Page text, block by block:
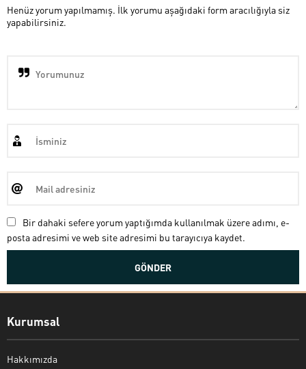
Henüz yorum yapılmamış. İlk yorumu aşağıdaki form aracılığıyla siz
yapabilirsiniz.
Bir dahaki sefere yorum yaptığımda kullanılmak üzere adımı, e-
posta adresimi ve web site adresimi bu tarayıcıya kaydet.
Kurumsal
Hakkımızda